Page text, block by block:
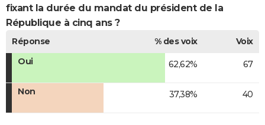
fixant la durée du mandat du président de la
République à cinq ans ?
Réponse % des voix
Voix
Oui
62,62% 67
Non 37,38% 40